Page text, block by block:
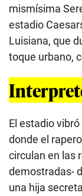
mismísima
estadio
Luisiana, que
toque urbano,
El estadio vibró
donde el
circulan en las
demostradas-
una hija